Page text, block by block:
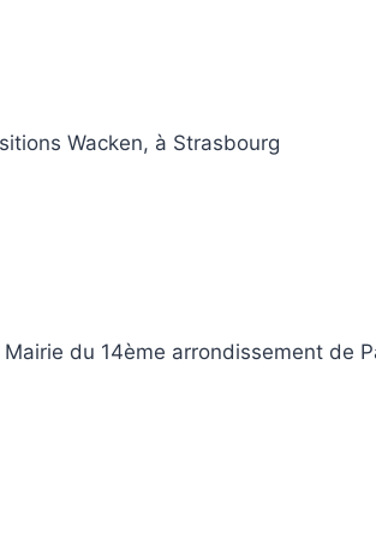
Wacken, à Strasbourg
du 14ème arrondissement de